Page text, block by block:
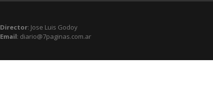
Director: Jose Luis Godoy
Email: diario@7paginas.com.ar